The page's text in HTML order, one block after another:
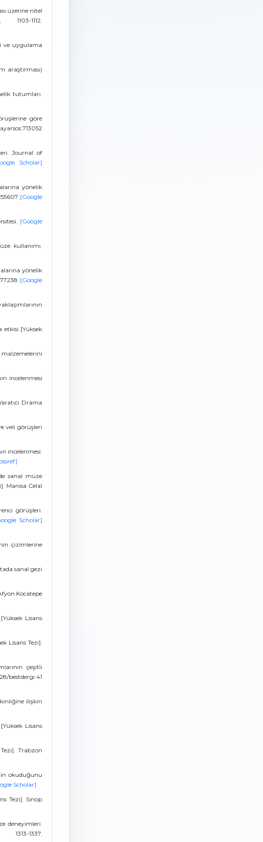
üzerine nitel
1112.
ve uygulama
araştırması)
tutumları.
göre
Journal of
Scholar]
yönelik
[Google
[Google
kullanımı.
yönelik
[Google
etkisi [Yüksek
incelenmesi
Drama
veli görüşleri
incelenmesi.
sanal müze
Manisa Celal
görüşleri.
Scholar]
çizimlerine
sanal gezi
Kocatepe
Lisans
Lisans Tezi].
çeşitli
bestdergi.41
ilişkin
Lisans
Trabzon
okuduğunu
Scholar]
Tezi]. Sinop
deneyimleri.
1337.